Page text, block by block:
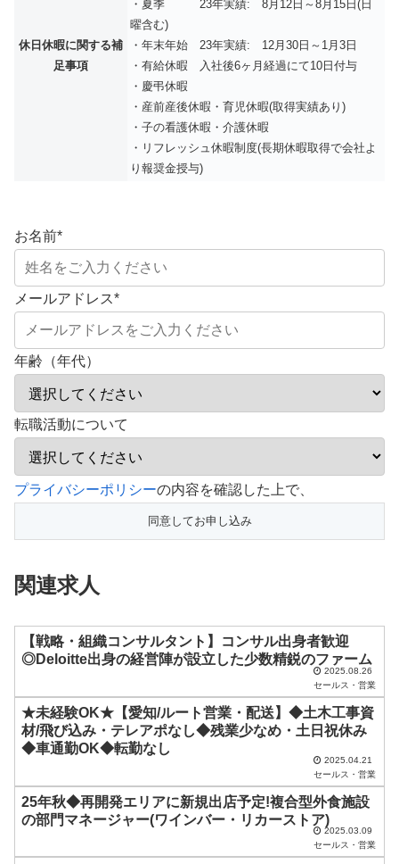
休日休暇に関する補
足事項
・夏季 23年実績: 8月12日～8月15日(日
曜含む)
・年末年始 23年実績: 12月30日～1月3日
・有給休暇 入社後6ヶ月経過にて10日付与
・慶弔休暇
・産前産後休暇・育児休暇(取得実績あり)
・子の看護休暇・介護休暇
・リフレッシュ休暇制度(長期休暇取得で会社よ
り報奨金授与)
お名前*
メールアドレス*
年齢（年代）
転職活動について
こ
フ
ー
は
の
ま
に
し
プライバシーポリシーの内容を確認した上で、
関連求人
【戦略・組織コンサルタント】コンサル出身者歓迎
◎Deloitte出身の経営陣が設立した少数精鋭のファーム
2025.08.26
セールス・営業
★未経験OK★【愛知/ルート営業・配送】◆土木工事資
材/飛び込み・テレアポなし◆残業少なめ・土日祝休み
◆車通勤OK◆転勤なし
2025.04.21
セールス・営業
25年秋◆再開発エリアに新規出店予定!複合型外食施設
の部門マネージャー(ワインバー・リカーストア)
2025.03.09
セールス・営業